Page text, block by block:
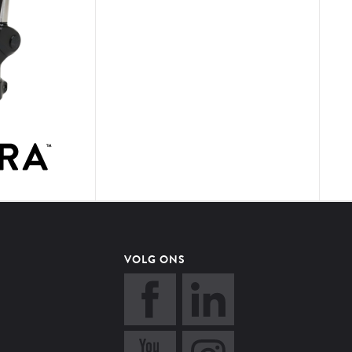
VOLG ONS